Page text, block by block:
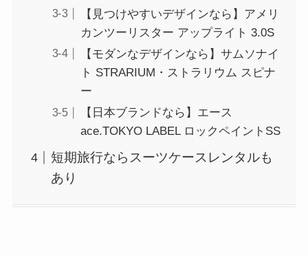
【見つけやすいデザインなら】アメリ
カンツーリスター アップライト 3.0S
【モダンなデザインなら】サムソナイ
ト STRARIUM・ストラリウム スピナ
ー
【日本ブランドなら】エース
ace.TOKYO LABEL ロックペイントSS
短期旅行ならスーツケースレンタルも
あり